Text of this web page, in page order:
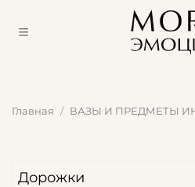
Главная ВАЗЫ И ПРЕДМЕТЫ
Дорожки